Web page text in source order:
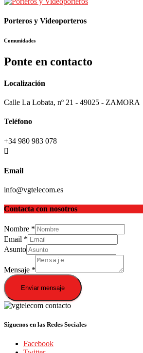
Porteros y Videoporteros
Comunidades
Ponte en contacto
Localización
Calle La Lobata, nº 21 - 49025 - ZAMORA
Teléfono
+34 980 983 078
Email
info@vgtelecom.es
Contacta con nosotros
Nombre *
Email *
Asunto
Mensaje *
Enviar mensaje
Síguenos en las Redes Sociales
Facebook